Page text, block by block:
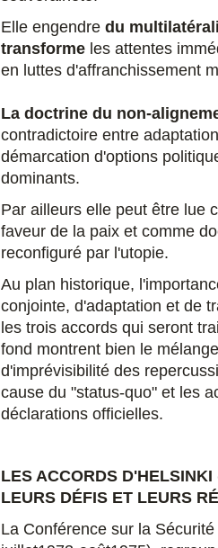
Elle engendre du
transforme les attentes
en luttes d'affranchissement
La doctrine du non-
contradictoire entre
démarcation d'options
dominants.
Par ailleurs elle peut être lue
faveur de la paix et comme
reconfiguré par l'utopie.
Au plan historique,
conjointe, d'adaptation et de
les trois accords qui seront
fond montrent bien le
d'imprévisibilité des
cause du "status-quo" et les
déclarations officielles.
LES ACCORDS
LEURS DÉFIS ET LEURS
La Conférence sur la